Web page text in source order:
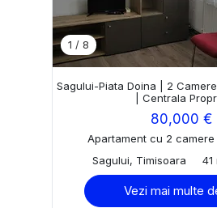
1 / 8
Sagului-Piata Doina | 2
| Centrala
80,000 €
Apartament cu 2
Sagului, Timisoara
41
Vezi mai multe